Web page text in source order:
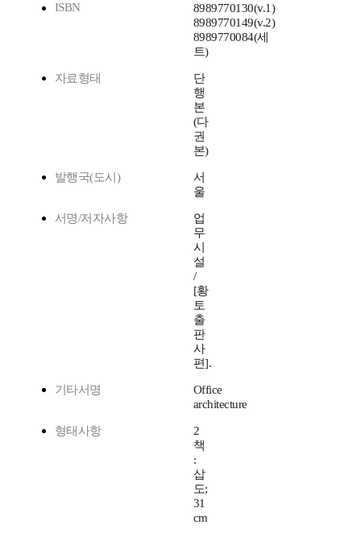
ISBN
8989770130(v.1)
8989770149(v.2)
8989770084(세
트)
자료형태
단
행
본
(다
권
본)
발행국(도시)
서
울
서명/저자사항
업
무
시
설
/
[황
토
출
판
사
편].
기타서명
Office
architecture
형태사항
2
책
:
삽
도;
31
cm